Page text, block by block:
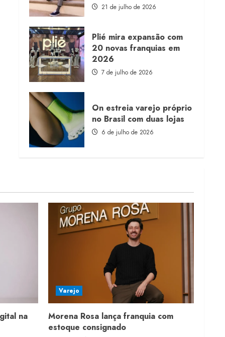
21 de julho de 2026
Plié mira expansão com
20 novas franquias em
2026
7 de julho de 2026
On estreia varejo próprio
no Brasil com duas lojas
6 de julho de 2026
na
Varejo
Morena Rosa lança franquia com
estoque consignado